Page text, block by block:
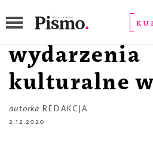
Redakcja
wydarzenia
kulturalne
autorka REDAKCJA
2.12.2020